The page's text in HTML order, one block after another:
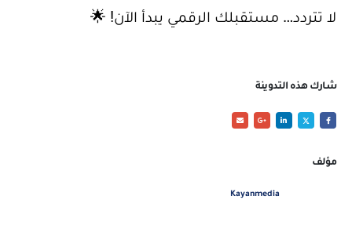
لا تتردد… مستقبلك الرقمي يبدأ الآن! 🌟
شارك هذه التدوينة
مؤلف
Kayanmedia